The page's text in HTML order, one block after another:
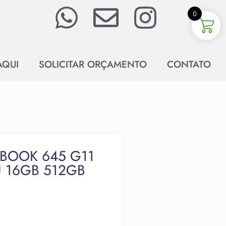
SOLICITAR ORÇAMENTO CONTATO
645 G11
512GB
0